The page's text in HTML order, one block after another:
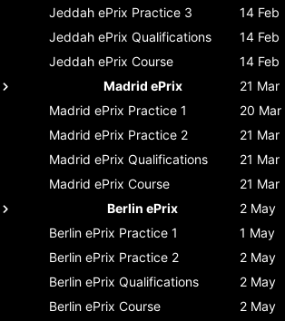
Jeddah ePrix Practice 3 14 Feb
Jeddah ePrix Qualifications 14 Feb
Jeddah ePrix Course 14 Feb
Madrid ePrix
21 Mar
Madrid ePrix Practice 1 20 Mar
Madrid ePrix Practice 2 21 Mar
Madrid ePrix Qualifications 21 Mar
Madrid ePrix Course 21 Mar
Berlin ePrix
2 May
Berlin ePrix Practice 1 1 May
Berlin ePrix Practice 2 2 May
Berlin ePrix Qualifications 2 May
Berlin ePrix Course 2 May